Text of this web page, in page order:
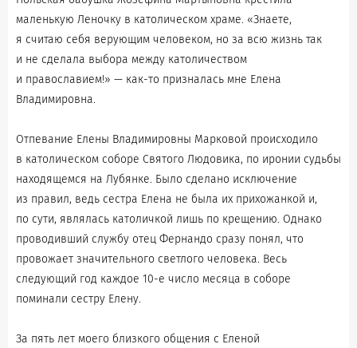
маленькую Леночку в католическом храме. «Знаете,
я считаю себя верующим человеком, но за всю жизнь так
и не сделала выбора между католичеством
и православием!» — как-то призналась мне Елена
Владимировна.
Отпевание Елены Владимировны Марковой происходило
в католическом соборе Святого Людовика, по иронии судьбы
находящемся на Лубянке. Было сделано исключение
из правил, ведь сестра Елена не была их прихожанкой и,
по сути, являлась католичкой лишь по крещению. Однако
проводивший службу отец Фернандо сразу понял, что
провожает значительного светлого человека. Весь
следующий год каждое 10-е число месяца в соборе
поминали сестру Елену.
За пять лет моего близкого общения с Еленой